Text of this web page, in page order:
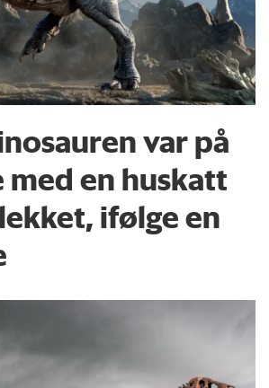
var på
med en huskatt
ifølge en